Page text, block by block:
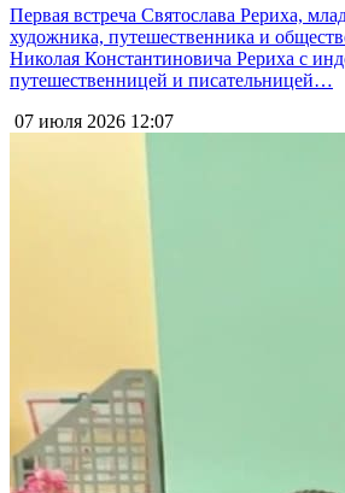
Первая встреча Святослава Рериха,
художника, путешественника и
Николая Константиновича Рериха с
путешественницей и писательницей…
07 июля 2026 12:07